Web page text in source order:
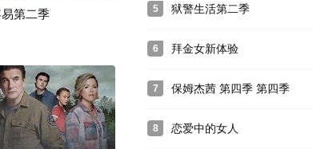
，以决定政府是否继续资助这计划。由于项目的进展令议
单镜头喜剧，但被NBC要求改变）主角为一对夫妻Dav
游戏。寻找答案有时需要付出道德的代价。
第二季 5 狱警生活第二季
6 拜金女新体验
7 保姆杰茜 第四季 第四季
8 恋爱中的女人